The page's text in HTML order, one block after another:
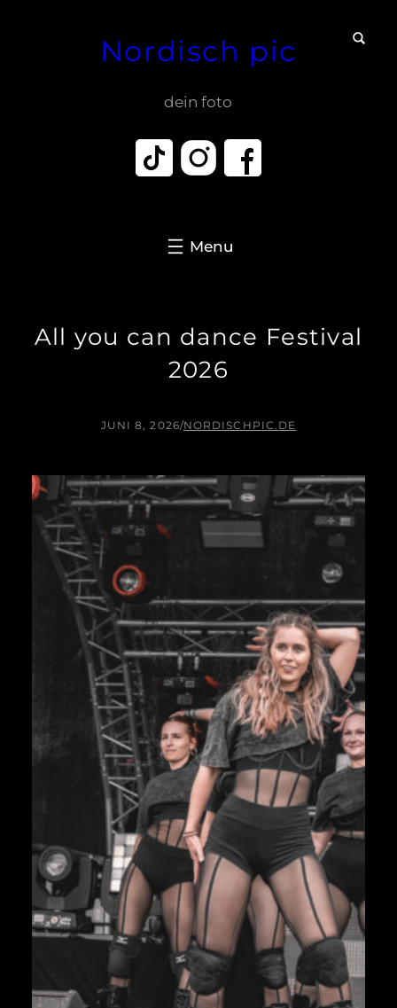
Nordisch pic
dein foto
All you can dance Festival
2026
JUNI 8, 2026/NORDISCHPIC.DE